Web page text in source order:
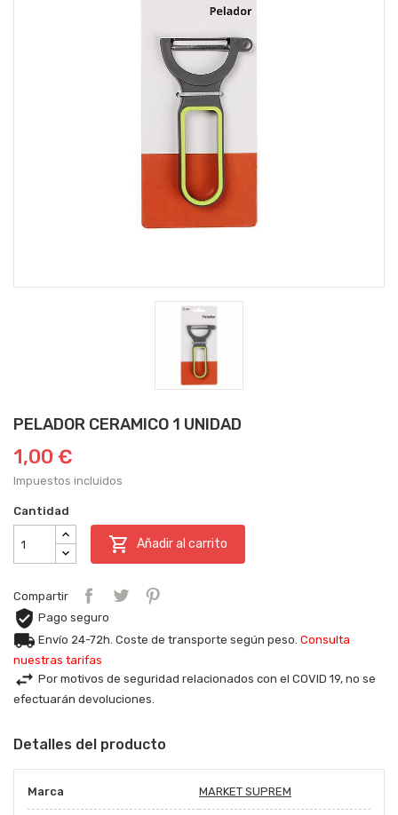
PELADOR CERAMICO 1 UNIDAD
1,00 €
Impuestos incluidos
Cantidad
 Añadir al carrito
Compartir
Pago seguro
Envío 24-72h. Coste de transporte según peso. Consulta
nuestras tarifas
Por motivos de seguridad relacionados con el COVID 19, no se
efectuarán devoluciones.
Detalles del producto
Marca MARKET SUPREM